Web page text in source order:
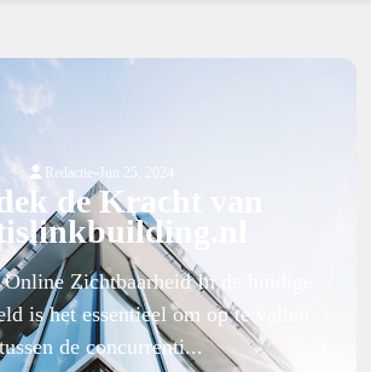
Redactie-Jun 25, 2024
de Kracht van
Zichtbaarheid In de huidige
is het essentieel om op te vallen
de concurrenti...